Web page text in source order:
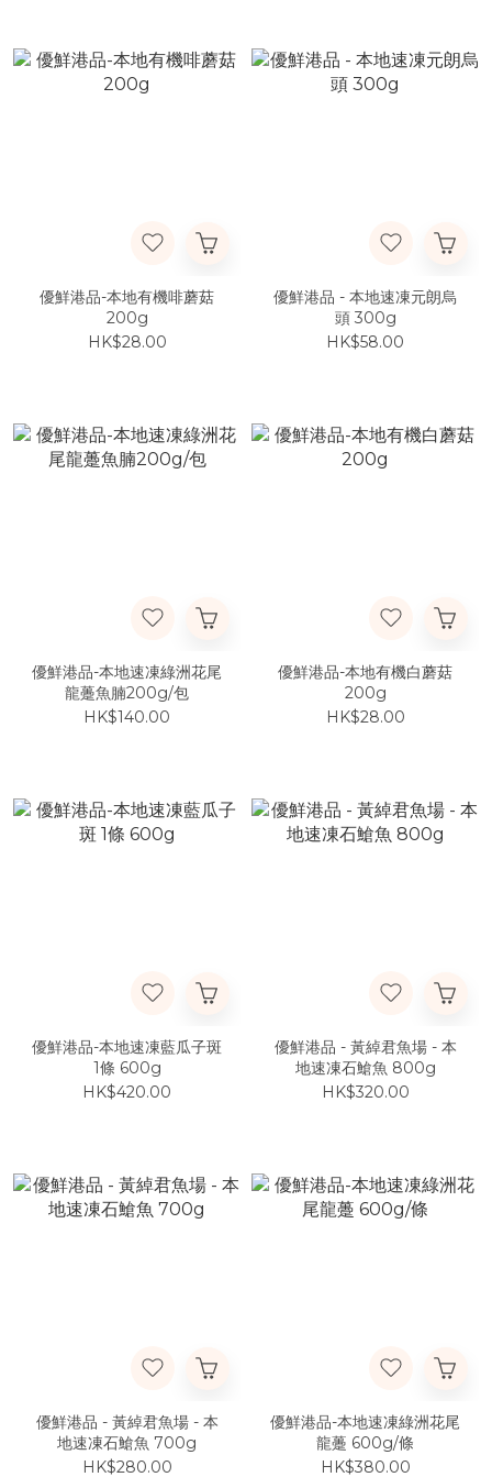
優鮮港品-本地有機啡蘑菇
200g
HK$28.00
優鮮港品 - 本地速凍元朗烏
頭 300g
HK$58.00
優鮮港品-本地速凍綠洲花尾
龍躉魚腩200g/包
HK$140.00
優鮮港品-本地有機白蘑菇
200g
HK$28.00
優鮮港品-本地速凍藍瓜子斑
1條 600g
HK$420.00
優鮮港品 - 黃綽君魚場 - 本
地速凍石䱽魚 800g
HK$320.00
優鮮港品 - 黃綽君魚場 - 本
地速凍石䱽魚 700g
HK$280.00
優鮮港品-本地速凍綠洲花尾
龍躉 600g/條
HK$380.00